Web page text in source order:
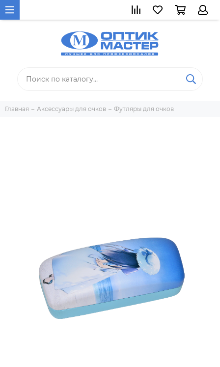
Главная Аксессуары для очков Футляры для очков